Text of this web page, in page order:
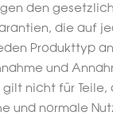
den
die auf
Produkttyp
und
gilt nicht für Teile,
und normale